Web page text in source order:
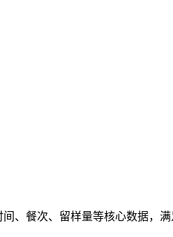
、餐次、留样量等核心数据，